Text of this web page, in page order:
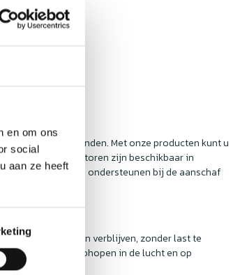
en om ons
social
aan ze heeft
die u kunt vinden. Met onze producten kunt u
afzuigmotoren zijn beschikbaar in
u klaar om u te ondersteunen bij de aanschaf
omgeving kan verblijven, zonder last te
zich namelijk ophopen in de lucht en op